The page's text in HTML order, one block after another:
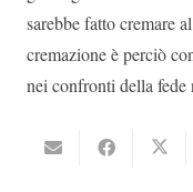
sarebbe fatto cremare
cremazione è perciò
nei confronti della